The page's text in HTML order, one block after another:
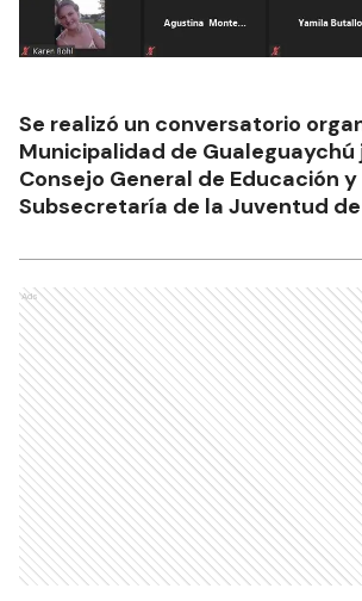
Se realizó un conversatorio
Municipalidad de Gualeguaychú
Consejo General de Educación y
Subsecretaría de la Juventud de
Ads